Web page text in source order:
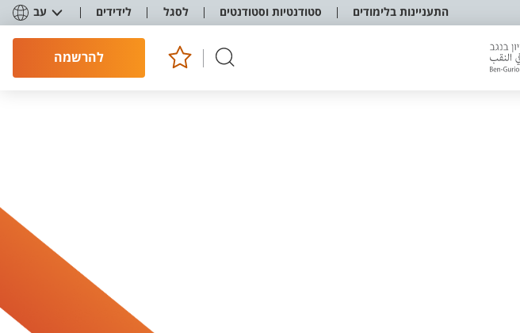
התעניינות בלימודים סטודנטיות וסטודנטים לסגל לידידים עב
להרשמה